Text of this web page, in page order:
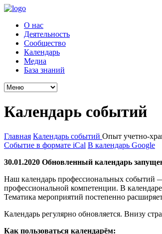
О нас
Деятельность
Сообщество
Календарь
Медиа
База знаний
Календарь событий
Главная Календарь событий Опыт учетно-
Событие в формате iCal В календарь Google
30.01.2020 Обновленный календарь
Наш календарь профессиональных событий
профессиональной компетенции. В
Тематика мероприятий постепенно
Календарь регулярно обновляется. Внизу
Как пользоваться календарём: